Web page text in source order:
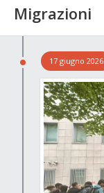
Migrazioni
17 giugno 2026